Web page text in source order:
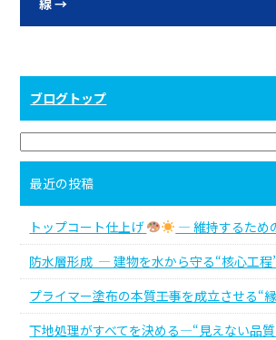
線→
ブログトップ
最近の投稿
トップコート仕上げ
― 維持するため
防水層形成 ― 建物を水から守る“核心工
プライマー塗布の本質――工事を成立させる“
下地処理がすべてを決める―“見えない品